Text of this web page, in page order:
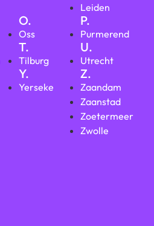
Leiden
O.
Oss
P.
Purmerend
T.
Tilburg
U.
Utrecht
Y.
Yerseke
Z.
Zaandam
Zaanstad
Zoetermeer
Zwolle